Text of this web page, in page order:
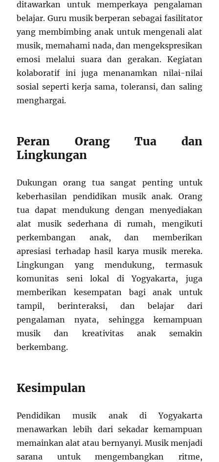
ditawarkan untuk memperkaya pengalaman
belajar. Guru musik berperan sebagai fasilitator
yang membimbing anak untuk mengenali alat
musik, memahami nada, dan mengekspresikan
emosi melalui suara dan gerakan. Kegiatan
kolaboratif ini juga menanamkan nilai-nilai
sosial seperti kerja sama, toleransi, dan saling
menghargai.
Peran Orang Tua dan
Lingkungan
Dukungan orang tua sangat penting untuk
keberhasilan pendidikan musik anak. Orang
tua dapat mendukung dengan menyediakan
alat musik sederhana di rumah, mengikuti
perkembangan anak, dan memberikan
apresiasi terhadap hasil karya musik mereka.
Lingkungan yang mendukung, termasuk
komunitas seni lokal di Yogyakarta, juga
memberikan kesempatan bagi anak untuk
tampil, berinteraksi, dan belajar dari
pengalaman nyata, sehingga kemampuan
musik dan kreativitas anak semakin
berkembang.
Kesimpulan
Pendidikan musik anak di Yogyakarta
menawarkan lebih dari sekadar kemampuan
memainkan alat atau bernyanyi. Musik menjadi
sarana untuk mengembangkan ritme,